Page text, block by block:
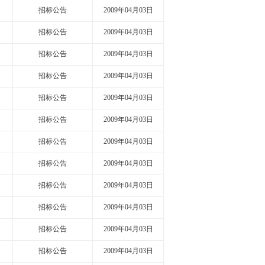
招标公告 2009年04月03日
招标公告 2009年04月03日
招标公告 2009年04月03日
招标公告 2009年04月03日
招标公告 2009年04月03日
招标公告 2009年04月03日
招标公告 2009年04月03日
招标公告 2009年04月03日
招标公告 2009年04月03日
招标公告 2009年04月03日
招标公告 2009年04月03日
招标公告 2009年04月03日